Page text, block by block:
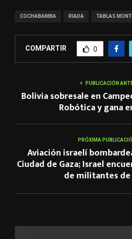
COCHABAMBA RIADA TABLAS
COMPARTIR 0
PUBLICACIÓN
Bolivia sobresale en
Robótica y gana
PRÓXIMA
Aviación israelí
Ciudad de Gaza; Israel
de militantes de